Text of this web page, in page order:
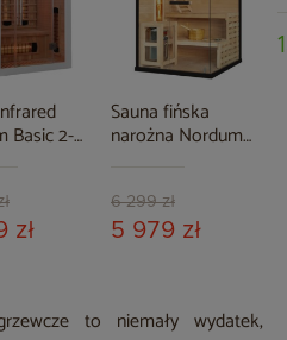
Basic 2-
zł
Sauna fińska
narożna Nordum
6 299 zł
5 979 zł
to niemały wydatek,